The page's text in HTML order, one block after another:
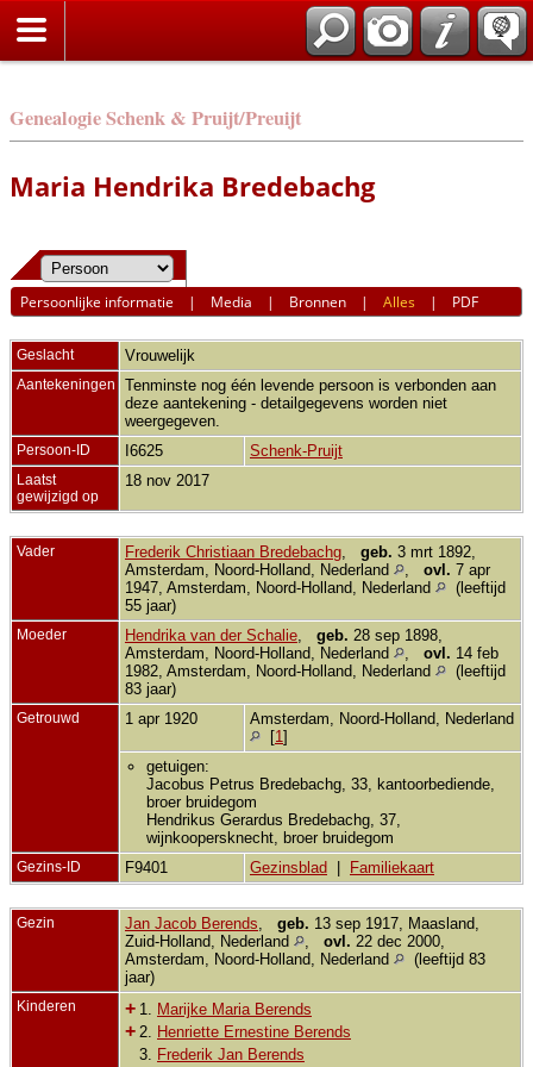
Genealogie Schenk & Pruijt/Preuijt
Maria Hendrika Bredebachg
Persoonlijke informatie | Media | Bronnen |Alles | PDF
Geslacht Vrouwelijk
Aantekeningen
Tenminste nog één levende persoon is verbonden aan
deze aantekening - detailgegevens worden niet
weergegeven.
Persoon-ID I6625 Schenk-Pruijt
Laatst
gewijzigd op
18 nov 2017
Vader Frederik Christiaan Bredebachg, geb. 3 mrt 1892,
Amsterdam, Noord-Holland, Nederland
, ovl. 7 apr
1947, Amsterdam, Noord-Holland, Nederland
(leeftijd
55 jaar)
Moeder Hendrika van der Schalie, geb. 28 sep 1898,
Amsterdam, Noord-Holland, Nederland
, ovl. 14 feb
1982, Amsterdam, Noord-Holland, Nederland
(leeftijd
83 jaar)
Getrouwd 1 apr 1920
Amsterdam, Noord-Holland, Nederland
[1]
getuigen:
Jacobus Petrus Bredebachg, 33, kantoorbediende,
broer bruidegom
Hendrikus Gerardus Bredebachg, 37,
wijnkoopersknecht, broer bruidegom
Gezins-ID F9401 Gezinsblad Familiekaart
Gezin Jan Jacob Berends, geb. 13 sep 1917, Maasland,
Zuid-Holland, Nederland
, ovl. 22 dec 2000,
Amsterdam, Noord-Holland, Nederland
(leeftijd 83
jaar)
Kinderen + 1. Marijke Maria Berends
+ 2. Henriette Ernestine Berends
3. Frederik Jan Berends